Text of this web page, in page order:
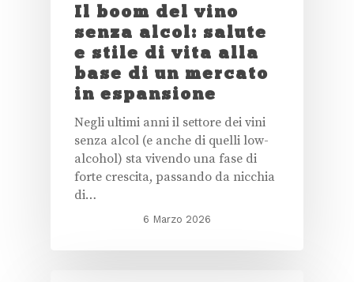
Il boom del vino
senza alcol: salute
e stile di vita alla
base di un mercato
in espansione
Negli ultimi anni il settore dei vini
senza alcol (e anche di quelli low-
alcohol) sta vivendo una fase di
forte crescita, passando da nicchia
di…
6 Marzo 2026